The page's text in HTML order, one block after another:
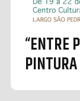
“ENTRE